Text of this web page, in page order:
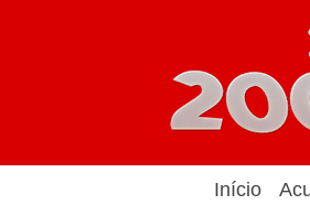
Início